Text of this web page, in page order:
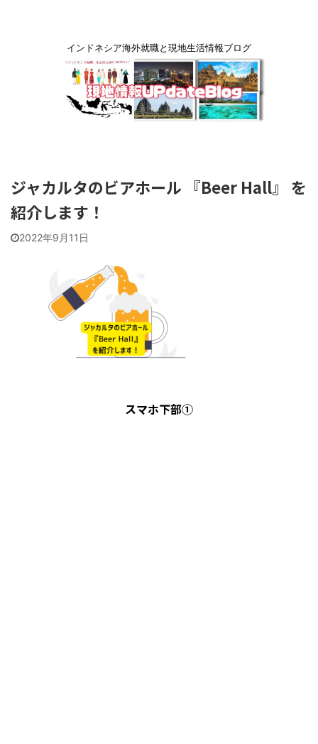
インドネシア海外就職と現地生活情報ブログ
ジャカルタのビアホール 『Beer Hall』 を
紹介します！
2022年9月11日
スマホ下部①